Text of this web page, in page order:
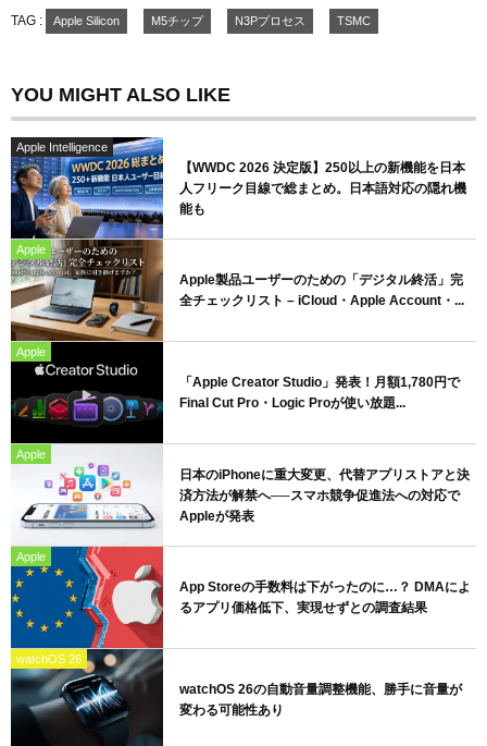
TAG : Apple Silicon M5チップ N3Pプロセス TSMC
YOU MIGHT ALSO LIKE
Apple Intelligence
【WWDC 2026 決定版】250以上の新機能を日本
人フリーク目線で総まとめ。日本語対応の隠れ機
能も
Apple
Apple製品ユーザーのための「デジタル終活」完
全チェックリスト – iCloud・Apple Account・...
Apple
「Apple Creator Studio」発表！月額1,780円で
Final Cut Pro・Logic Proが使い放題...
Apple
日本のiPhoneに重大変更、代替アプリストアと決
済方法が解禁へ──スマホ競争促進法への対応で
Appleが発表
Apple
App Storeの手数料は下がったのに…？ DMAによ
るアプリ価格低下、実現せずとの調査結果
watchOS 26
watchOS 26の自動音量調整機能、勝手に音量が
変わる可能性あり